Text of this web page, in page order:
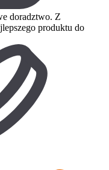
doradztwo. Z
produktu do